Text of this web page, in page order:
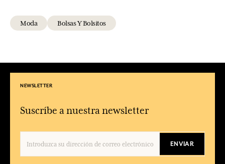
Moda Bolsas Y Bolsitos
NEWSLETTER
Suscríbe a nuestra newsletter
ENVIAR